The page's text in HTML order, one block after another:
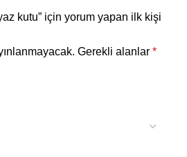
kutu” için yorum yapan ilk kişi
Gerekli alanlar *